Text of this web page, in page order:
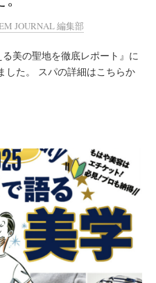
JOURNAL 編集部
美の聖地を徹底レポート』に
した。 スパの詳細はこちらか